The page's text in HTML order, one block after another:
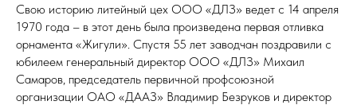
Свою историю литейный цех ООО «ДЛЗ» ведет с 14 апреля
1970 года – в этот день была произведена первая отливка
орнамента «Жигули». Спустя 55 лет заводчан поздравили с
юбилеем генеральный директор ООО «ДЛЗ» Михаил
Самаров, председатель первичной профсоюзной
организации ОАО «ДААЗ» Владимир Безруков и директор